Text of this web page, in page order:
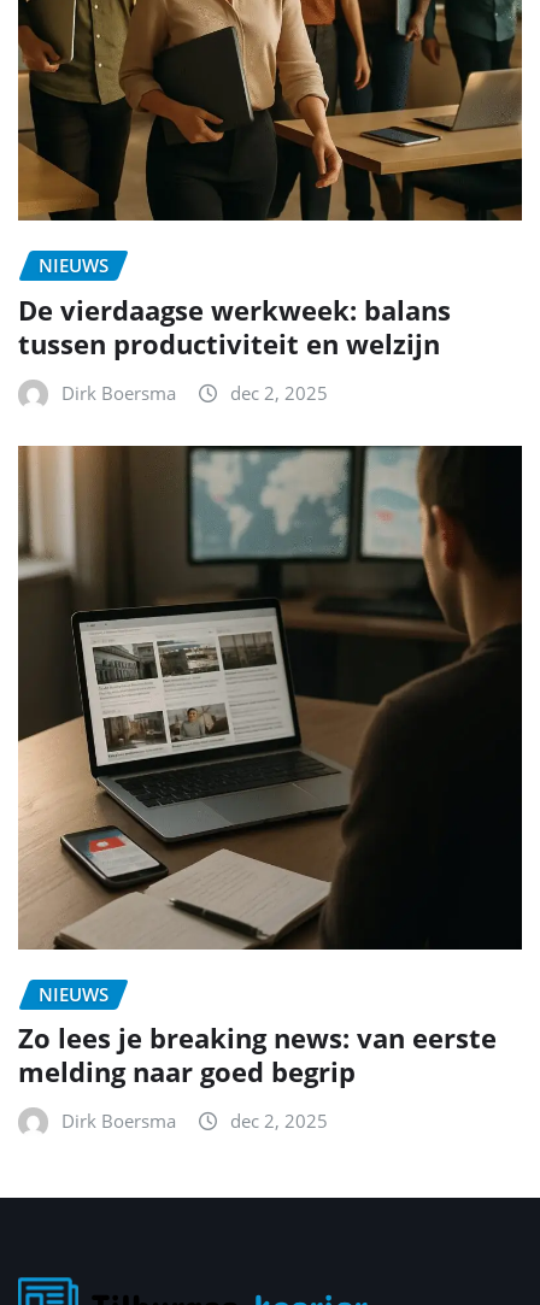
NIEUWS
De vierdaagse werkweek: balans
tussen productiviteit en welzijn
Dirk Boersma dec 2, 2025
NIEUWS
Zo lees je breaking news: van eerste
melding naar goed begrip
Dirk Boersma dec 2, 2025